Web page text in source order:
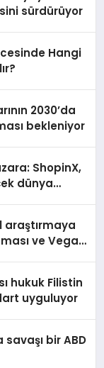
sürdürüyor
Hangi
2030’da
bekleniyor
ShopinX,
dünya
araştırmaya
ve Vegan
hukuk Filistin
uyguluyor
bir ABD